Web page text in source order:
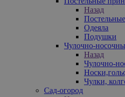
Назад
Одеяла
Подушки
Чулочно-
Назад
Чулочно-
Чулки,
Сад-огород